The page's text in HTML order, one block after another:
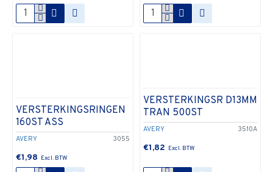
AVERY 3055
VERSTERKINGSRINGEN
160ST ASS
€1,98
AVERY 3510A
VERSTERKINGSR D13MM
TRAN 500ST
€1,82